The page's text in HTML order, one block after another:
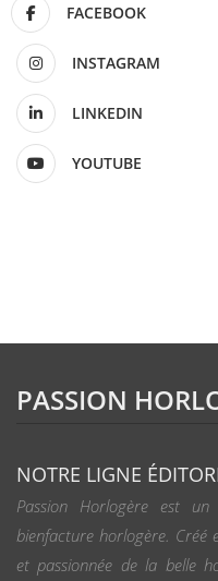
FACEBOOK
INSTAGRAM
LINKEDIN
YOUTUBE
PASSION
NOTRE LIGNE
Passion Horlogère est
bienfacture horlogère. Créé
et passionnée de la belle